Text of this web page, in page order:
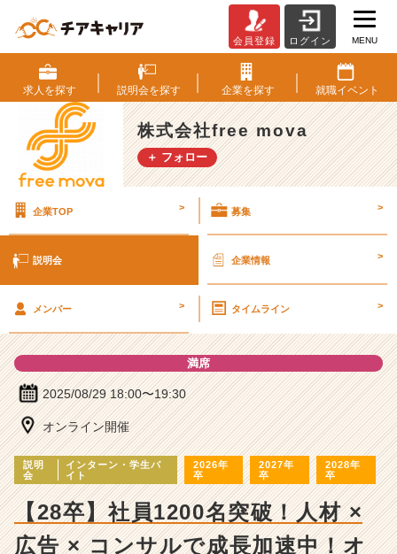
式
会
社
f
r
e
v
説
ベ
ャ
長
業
会員登録 ログイン MENU
求人を探す 説明会を探す 企業を探す 就職イベント
株式会社free mova
＋ フォロー
企業TOP > 募集 >
説明会 企業情報 >
メンバー > タイムライン >
満席
2025/08/29 18:00〜19:30
オンライン開催
説明
会
インターン・学生バ
イト
2026年
卒
2027年
卒
2028年
卒
【28卒】社員1200名突破！人材 ×
広告 × コンサルで成長加速中！オ